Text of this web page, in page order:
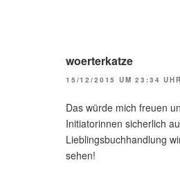
woerterkatze
15/12/2015 UM 23:34 UHR
Das würde mich freuen
Initiatorinnen sicherlich
Lieblingsbuchhandlung
sehen!